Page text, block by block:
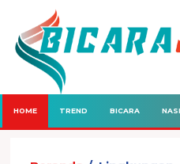
HOME TREND BICARA